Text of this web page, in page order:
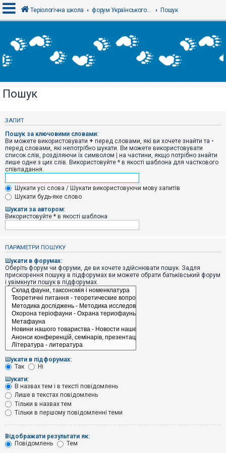
х
і
Р
с
р
а
ц
і
я
Т
е
м
и
б
і
п
о
в
і
д
в
н
т
е
м
и
о
ш
Теріологічна школа форум Українського теріологічного товариства Пошук
Пошук
ЗАПИТ
Пошук за ключовими словами:
Ви можете використовувати + перед словами, які ви хочете знайти та -
перед словами, які непотрібно шукати. Ви можете використовувати
список слів, розділяючи їх символом | на частини, якщо потрібно знайти
лише одне з цих слів. Використовуйте * в якості шаблона для часткового
співпадання.
Шукати усі слова / Шукати використовуючи мову запитів
Шукати будь-яке слово
Шукати за автором:
Використовуйте * в якості шаблона
ПАРАМЕТРИ ПОШУКУ
Шукати в форумах:
Оберіть форум чи форуми, де ви хочете здійснювати пошук. Задля
прискорення пошуку в підфорумах ви можете обрати батьківський форум
і увімкнути пошук в підфорумах.
Шукати в підфорумах:
Так
Ні
Шукати:
В назвах тем і в тексті повідомлень
Лише в текстах повідомлень
Тільки в назвах тем
Тільки в першому повідомленні теми
Відображати результати як:
Повідомлень
Тем